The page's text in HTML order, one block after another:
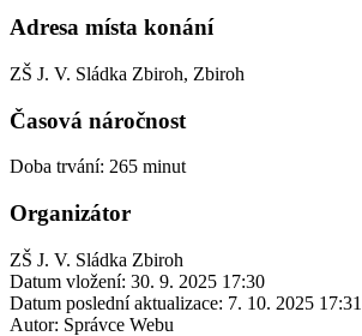
Adresa místa konání
ZŠ J. V. Sládka Zbiroh, Zbiroh
Časová náročnost
Doba trvání: 265 minut
Organizátor
ZŠ J. V. Sládka Zbiroh
Datum vložení: 30. 9. 2025 17:30
Datum poslední aktualizace: 7. 10. 2025 17:31
Autor: Správce Webu